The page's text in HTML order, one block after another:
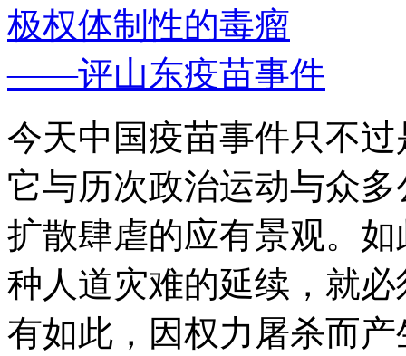
极权体制性的毒瘤
——评山东疫苗事件
今天中国疫苗事件只不
它与历次政治运动与众
扩散肆虐的应有景观。
种人道灾难的延续，就
有如此，因权力屠杀而